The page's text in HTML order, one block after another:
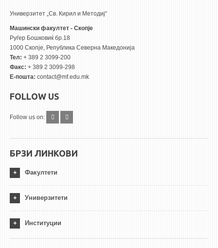
Универзитет „Св. Кирил и Методиј“
Машински факултет - Скопје
Руѓер Бошковиќ бр.18
1000 Скопје, Република Северна Македонија
Тел: + 389 2 3099-200
Факс: + 389 2 3099-298
Е-пошта: contact@mf.edu.mk
FOLLOW US
Follow us on:
БРЗИ ЛИНКОВИ
Факултети
Универзитети
Институции